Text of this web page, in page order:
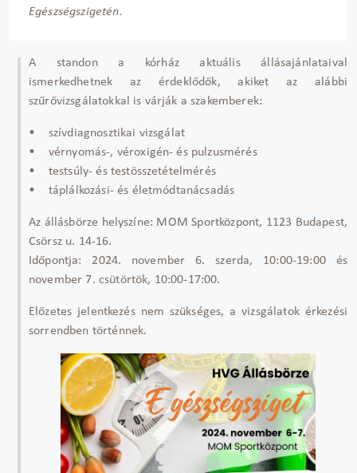
Egészségszigetén.
A standon a kórház aktuális állásajánlataival
ismerkedhetnek az érdeklődők, akiket az alábbi
szűrővizsgálatokkal is várják a szakemberek:
• szívdiagnosztikai vizsgálat
• vérnyomás-, véroxigén- és pulzusmérés
• testsúly- és testösszetételmérés
• táplálkozási- és életmódtanácsadás
Az állásbörze helyszíne: MOM Sportközpont, 1123 Budapest,
Csörsz u. 14-16.
Időpontja: 2024. november 6. szerda, 10:00-19:00 és
november 7. csütörtök, 10:00-17:00.
Előzetes jelentkezés nem szükséges, a vizsgálatok érkezési
sorrendben történnek.